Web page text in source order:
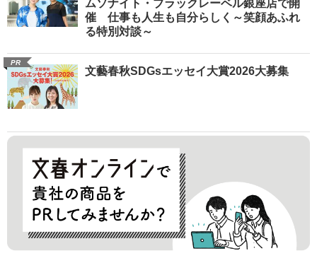
ムソナイト・ブラックレーベル銀座店で開
催 仕事も人生も自分らしく～笑顔あふれ
る特別対談～
PR
文藝春秋SDGsエッセイ大賞2026大募集